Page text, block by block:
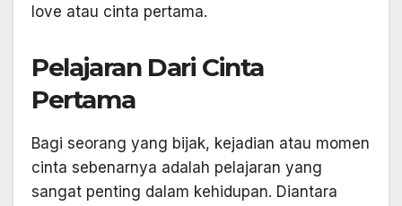
love atau cinta pertama.
Pelajaran Dari Cinta
Pertama
Bagi seorang yang bijak, kejadian atau momen
cinta sebenarnya adalah pelajaran yang
sangat penting dalam kehidupan. Diantara